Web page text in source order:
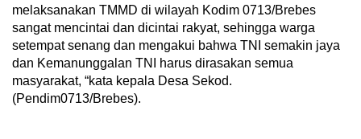
melaksanakan TMMD di wilayah Kodim 0713/Brebes
sangat mencintai dan dicintai rakyat, sehingga warga
setempat senang dan mengakui bahwa TNI semakin jaya
dan Kemanunggalan TNI harus dirasakan semua
masyarakat, “kata kepala Desa Sekod.
(Pendim0713/Brebes).